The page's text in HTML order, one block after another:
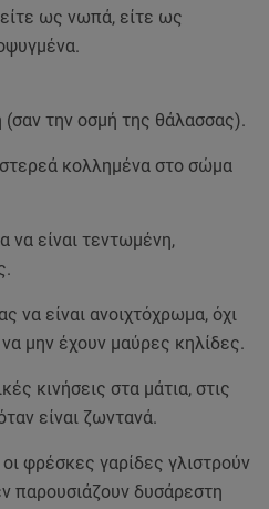
ως νωπά, είτε ως
(σαν την οσμή της θάλασσας).
στερεά κολλημένα στο σώμα
είναι τεντωμένη,
να είναι ανοιχτόχρωμα, όχι
μην έχουν μαύρες κηλίδες.
κινήσεις στα μάτια, στις
είναι ζωντανά.
φρέσκες γαρίδες γλιστρούν
παρουσιάζουν δυσάρεστη